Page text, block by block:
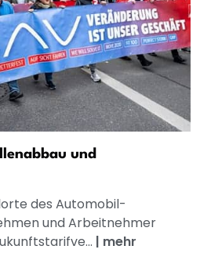
und
des Automobil-
und Arbeitnehmer
| mehr